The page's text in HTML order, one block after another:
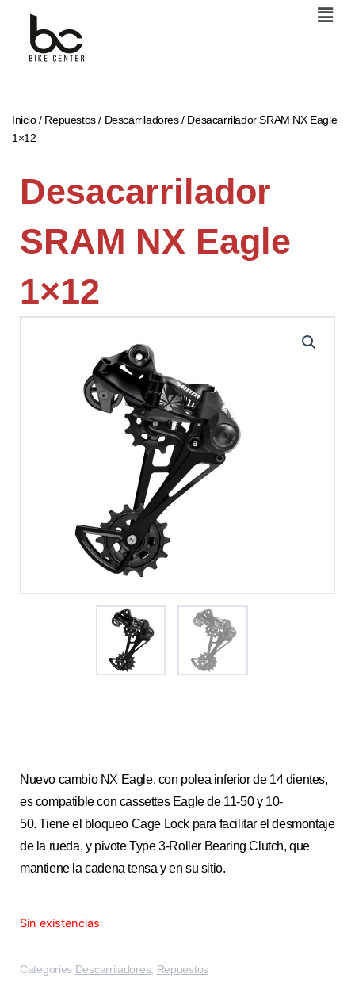
contenido
Inicio/ Repuestos/ Descarriladores/ Desacarrilador SRAM NX Eagle
1×12
Desacarrilador
SRAM NX Eagle
1×12
Nuevo cambio NX Eagle, con polea inferior de 14 dientes,
es compatible con cassettes Eagle de 11-50 y 10-
50. Tiene el bloqueo Cage Lock para facilitar el desmontaje
de la rueda, y pivote Type 3-Roller Bearing Clutch, que
mantiene la cadena tensa y en su sitio.
Sin existencias
Categories Descarriladores, Repuestos